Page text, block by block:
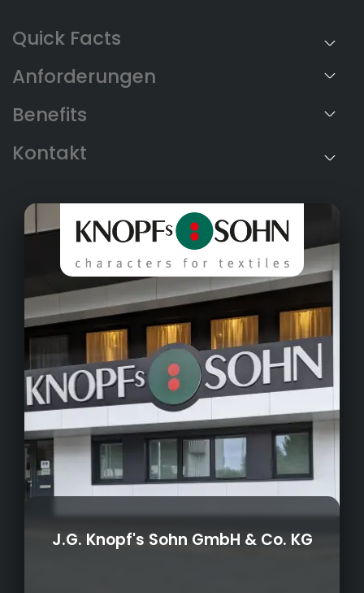
Anforderungen
Benefits
J.G. Knopf's Sohn GmbH & Co. KG